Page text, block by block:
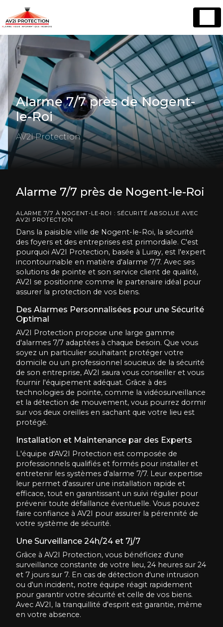
Alarme 7/7 près de Nogent-
le-Roi
AV2I Protection
Alarme 7/7 près de Nogent-le-Roi
ALARME 7/7 À NOGENT-LE-ROI : SÉCURITÉ ABSOLUE AVEC
AV2I PROTECTION
Dans la paisible ville de Nogent-le-Roi, la sécurité
des foyers et des entreprises est primordiale. C'est
pourquoi AV2I Protection, basée à Luray, est l'expert
incontournable en matière d'alarme 7/7. Avec ses
solutions de pointe et son service client de qualité,
AV2I se positionne comme le partenaire idéal pour
assurer la protection de vos biens.
Des Alarmes Personnalisées pour une Sécurité
Optimal
AV2I Protection propose une large gamme
d'alarmes 7/7 adaptées à chaque besoin. Que vous
soyez un particulier souhaitant protéger votre
domicile ou un professionnel soucieux de la sécurité
de son entreprise, AV2I saura vous conseiller et vous
fournir l'équipement adéquat. Grâce à des
technologies de pointe, comme la vidéosurveillance
et la détection de mouvement, vous pourrez dormir
sur vos deux oreilles en sachant que votre lieu est
protégé.
Installation et Maintenance par des Experts
L'équipe d'AV2I Protection est composée de
professionnels qualifiés et formés pour installer et
entretenir les systèmes d'alarme 7/7. Leur expertise
leur permet d'assurer une installation rapide et
efficace, tout en garantissant un suivi régulier pour
prévenir toute défaillance éventuelle. Vous pouvez
faire confiance à AV2I pour assurer la pérennité de
votre système de sécurité.
Une Surveillance 24h/24 et 7j/7
Grâce à AV2I Protection, vous bénéficiez d'une
surveillance constante de votre lieu, 24 heures sur 24
et 7 jours sur 7. En cas de détection d'une intrusion
ou d'un incident, notre équipe réagit rapidement
pour garantir votre sécurité et celle de vos biens.
Avec AV2I, la tranquillité d'esprit est garantie, même
en votre absence.
Panneau de gestion des cookies